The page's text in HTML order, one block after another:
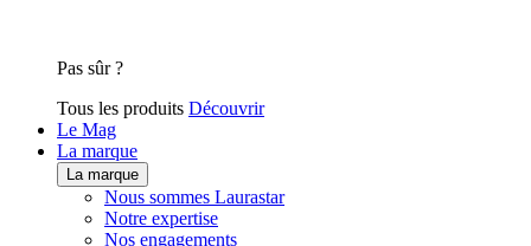
Pas sûr ?
Tous les produits Découvrir
Le Mag
La marque
La marque
Nous sommes Laurastar
Notre expertise
Nos engagements